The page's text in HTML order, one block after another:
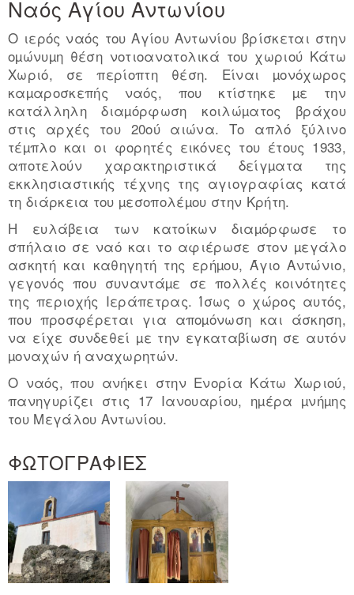
Ναός Αγίου Αντωνίου
Ο ιερός ναός του Αγίου Αντωνίου βρίσκεται στην
οµώνυµη θέση νοτιοανατολικά του χωριού Κάτω
Χωριό, σε περίοπτη θέση. Είναι µονόχωρος
καµαροσκεπής ναός, που κτίστηκε µε την
κατάλληλη διαµόρφωση κοιλώµατος βράχου
στις αρχές του 20ού αιώνα. Το απλό ξύλινο
τέµπλο και οι φορητές εικόνες του έτους 1933,
αποτελούν χαρακτηριστικά δείγµατα της
εκκλησιαστικής τέχνης της αγιογραφίας κατά
τη διάρκεια του µεσοπολέµου στην Κρήτη.
Η ευλάβεια των κατοίκων διαµόρφωσε το
σπήλαιο σε ναό και το αφιέρωσε στον µεγάλο
ασκητή και καθηγητή της ερήµου, Άγιο Αντώνιο,
γεγονός που συναντάµε σε πολλές κοινότητες
της περιοχής Ιεράπετρας. Ίσως ο χώρος αυτός,
που προσφέρεται για αποµόνωση και άσκηση,
να είχε συνδεθεί µε την εγκαταβίωση σε αυτόν
µοναχών ή αναχωρητών.
Ο ναός, που ανήκει στην Ενορία Κάτω Χωριού,
πανηγυρίζει στις 17 Ιανουαρίου, ηµέρα µνήµης
του Μεγάλου Αντωνίου.
ΦΩΤΟΓΡΑΦΙΕΣ